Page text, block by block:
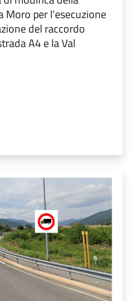
Moro per l'esecuzione
del raccordo
A4 e la Val